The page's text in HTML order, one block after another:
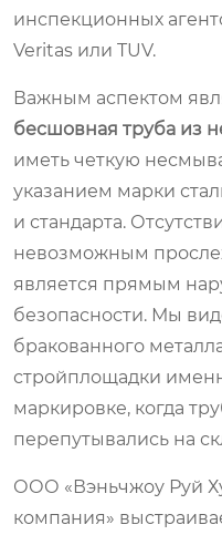
инспекционных
Veritas или TUV.
Важным аспектом
бесшовная труба из
иметь четкую
указанием марки
и стандарта.
невозможным
является прямым
безопасности. Мы
бракованного
стройплощадки
маркировке, когда
перепутывались на
ООО «Вэньчжоу Руй
компания»